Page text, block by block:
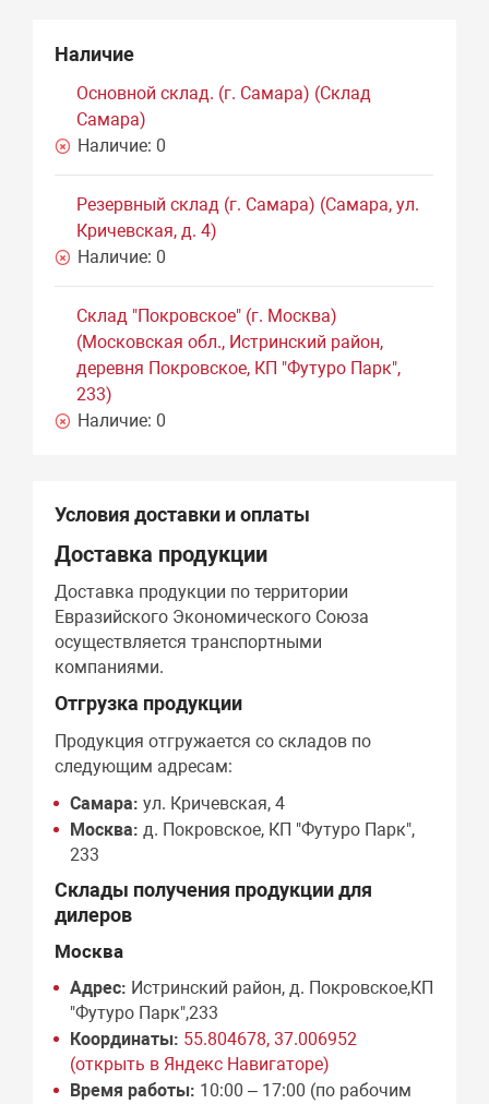
Наличие
Основной склад. (г. Самара) (Склад
Самара)
Наличие: 0
Резервный склад (г. Самара) (Самара, ул.
Кричевская, д. 4)
Наличие: 0
Склад "Покровское" (г. Москва)
(Московская обл., Истринский район,
деревня Покровское, КП "Футуро Парк",
233)
Наличие: 0
Условия доставки и оплаты
Доставка продукции
Доставка продукции по территории
Евразийского Экономического Союза
осуществляется транспортными
компаниями.
Отгрузка продукции
Продукция отгружается со складов по
следующим адресам:
Самара: ул. Кричевская, 4
Москва: д. Покровское, КП "Футуро Парк",
233
Склады получения продукции для
дилеров
Москва
Адрес: Истринский район, д. Покровское,КП
"Футуро Парк",233
Координаты: 55.804678, 37.006952
(открыть в Яндекс Навигаторе)
Время работы: 10:00 – 17:00 (по рабочим